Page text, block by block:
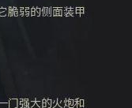
脆弱的侧面装甲
门强大的火炮和